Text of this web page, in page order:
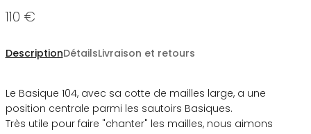
110 €
DescriptionDétailsLivraison et retours
Le Basique 104, avec sa cotte de mailles large, a une
position centrale parmi les sautoirs Basiques.
Très utile pour faire "chanter" les mailles, nous aimons